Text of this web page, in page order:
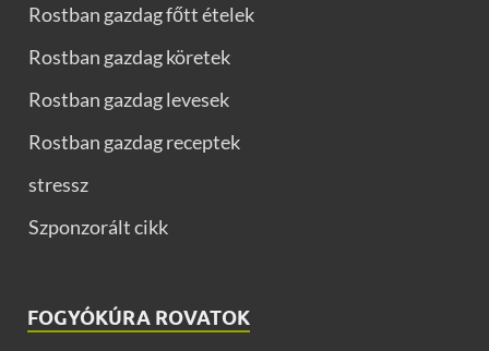
Rostban gazdag főtt ételek
Rostban gazdag köretek
Rostban gazdag levesek
Rostban gazdag receptek
stressz
Szponzorált cikk
FOGYÓKÚRA ROVATOK